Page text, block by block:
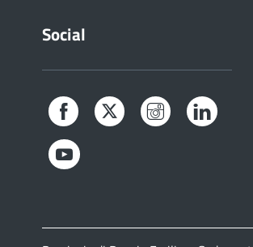
Social
Facebook Twitter Instagram